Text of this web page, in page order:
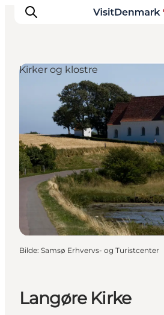
Inspirasjon
Reisemål
Aktiviteter
Overnatting
Planlegg reisen
Langøre Kirke
Kirker og klostre
Bilde: Samsø Erhvervs- og Turistcenter